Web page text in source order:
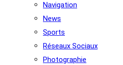
Navigation
News
Sports
Réseaux Sociaux
Photographie